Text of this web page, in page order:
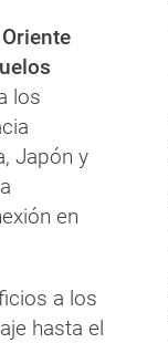
los
Japón y
en
a los
hasta el